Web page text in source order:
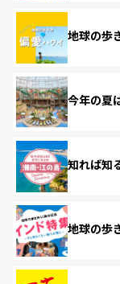
地球の歩
今年の夏
知れば知
地球の歩